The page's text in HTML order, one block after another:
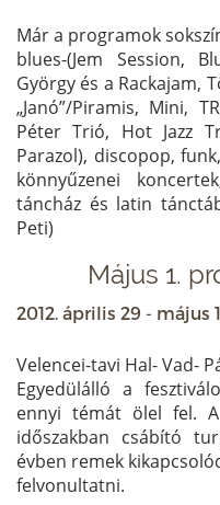
Már a programok
blues-(Jem Session,
György és a Rackajam,
„Janó”/Piramis, Mini,
Péter Trió, Hot Jazz
Parazol), discopop,
könnyűzenei
táncház és latin
Peti)
Május 1.
2012. április 29 - május 1.
Velencei-tavi Hal- Vad-
Egyedülálló a
ennyi témát ölel fel.
időszakban csábító
évben remek
felvonultatni.